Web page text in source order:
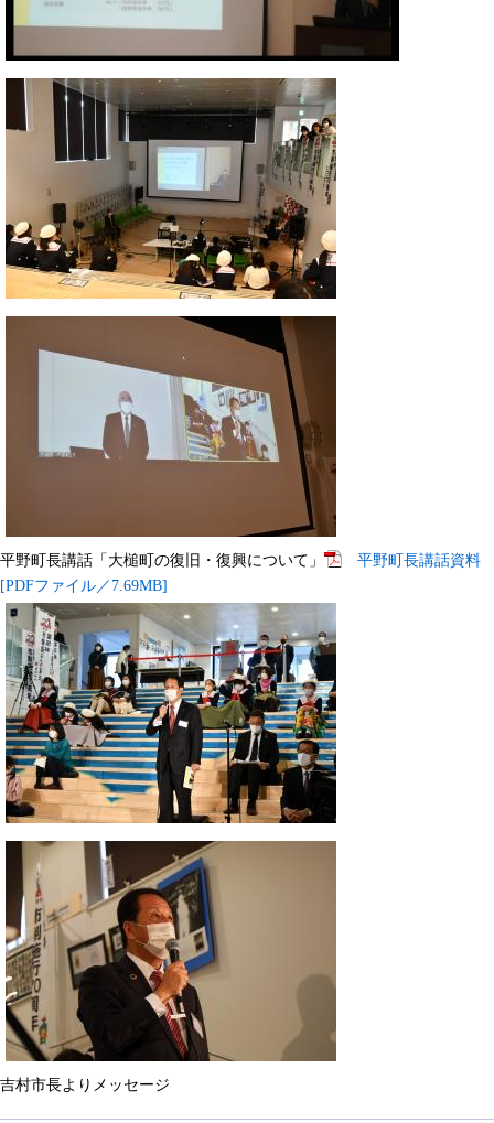
平野町長講話「大槌町の復旧・復興について」
平野町長講話資料
[PDFファイル／7.69MB]
吉村市長よりメッセージ